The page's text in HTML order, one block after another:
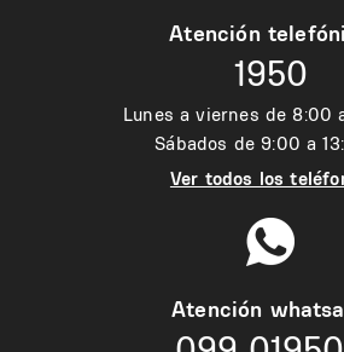
Atención
1950
Lunes a viernes de 8:00
Sábados de 9:00 a
Ver todos los
Atención